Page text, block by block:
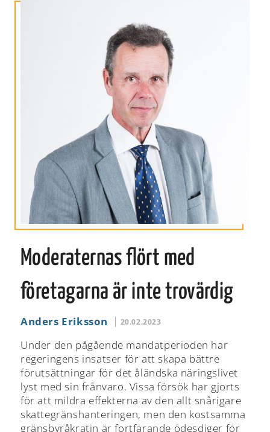
Moderaternas flört med
företagarna är inte trovärdig
Anders Eriksson 20.02.2023
Under den pågående mandatperioden har
regeringens insatser för att skapa bättre
förutsättningar för det åländska näringslivet
lyst med sin frånvaro. Vissa försök har gjorts
för att mildra effekterna av den allt snårigare
skattegränshanteringen, men den kostsamma
gränsbyråkratin är fortfarande ödesdiger för